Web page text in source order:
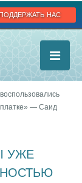
поддержать нас
— Саид
УЖЕ